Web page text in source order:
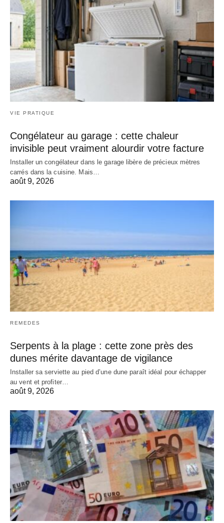
VIE PRATIQUE
Congélateur au garage : cette chaleur
invisible peut vraiment alourdir votre facture
Installer un congélateur dans le garage libère de précieux mètres
carrés dans la cuisine. Mais…
août 9, 2026
REMEDES
Serpents à la plage : cette zone près des
dunes mérite davantage de vigilance
Installer sa serviette au pied d’une dune paraît idéal pour échapper
au vent et profiter…
août 9, 2026